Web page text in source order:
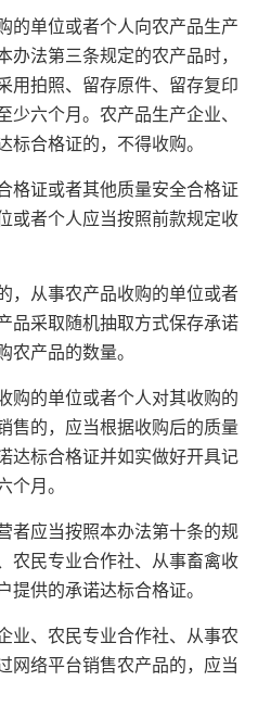
单位或者个人向农产品生产
办法第三条规定的农产品时，
用拍照、留存原件、留存复印
少六个月。农产品生产企业、
标合格证的，不得收购。
格证或者其他质量安全合格证
或者个人应当按照前款规定收
，从事农产品收购的单位或者
品采取随机抽取方式保存承诺
农产品的数量。
的单位或者个人对其收购的
售的，应当根据收购后的质量
达标合格证并如实做好开具记
个月。
应当按照本办法第十条的规
农民专业合作社、从事畜禽收
提供的承诺达标合格证。
、农民专业合作社、从事农
网络平台销售农产品的，应当